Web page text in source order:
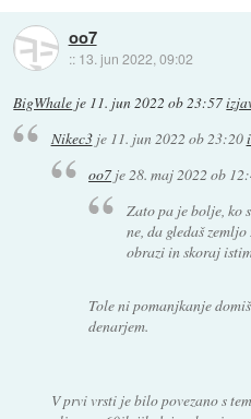
oo7
:: 13. jun 2022, 09:02
BigWhale je 11. jun 2022 ob 23:57
Nikec3je 11. jun 2022 ob 23:20
oo7je 28. maj 2022 ob
Zato pa je bolje, ko
ne, da gledaš
obrazi in skoraj
Tole ni pomanjkanje
denarjem.
V prvi vrsti je bilo povezano s